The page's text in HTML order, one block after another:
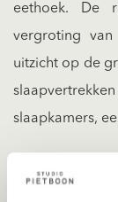
eethoek. De
vergroting
uitzicht op de
slaapkamers,